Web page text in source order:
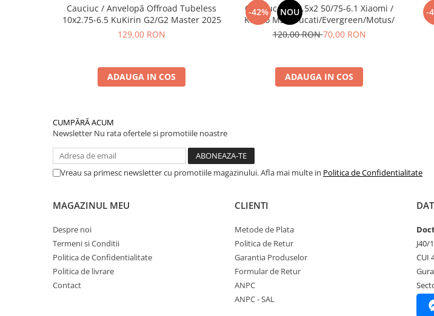
Cauciuc / Anvelopă Offroad Tubeless
10x2.75-6.5 KuKirin G2/G2 Master 2025
129,00 RON
ADAUGA IN COS
-42% NOU
Cauciuc Plin 8.5x2 50/75-6.1 Xiaomi /
Kugoo M2 / Ducati/Evergreen/Motus/
120,00 RON70,00 RON
ADAUGA IN COS
-
CUMPĂRĂ ACUM
Newsletter Nu rata ofertele si promotiile noastre
Vreau sa primesc newsletter cu promotiile magazinului. Afla mai multe in Politica de Confidentialitate
MAGAZINUL MEU
Despre noi
Termeni si Conditii
Politica de Confidentialitate
Politica de livrare
Contact
CLIENTI
Metode de Plata
Politica de Retur
Garantia Produselor
Formular de Retur
ANPC
ANPC - SAL
J40/
CUI